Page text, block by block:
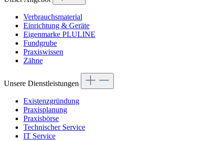
Verbrauchsmaterial
Einrichtung & Geräte
Eigenmarke PLULINE
Fundgrube
Praxiswissen
Zähne
Unsere Dienstleistungen
Existenzgründung
Praxisplanung
Praxisbörse
Technischer Service
IT Service